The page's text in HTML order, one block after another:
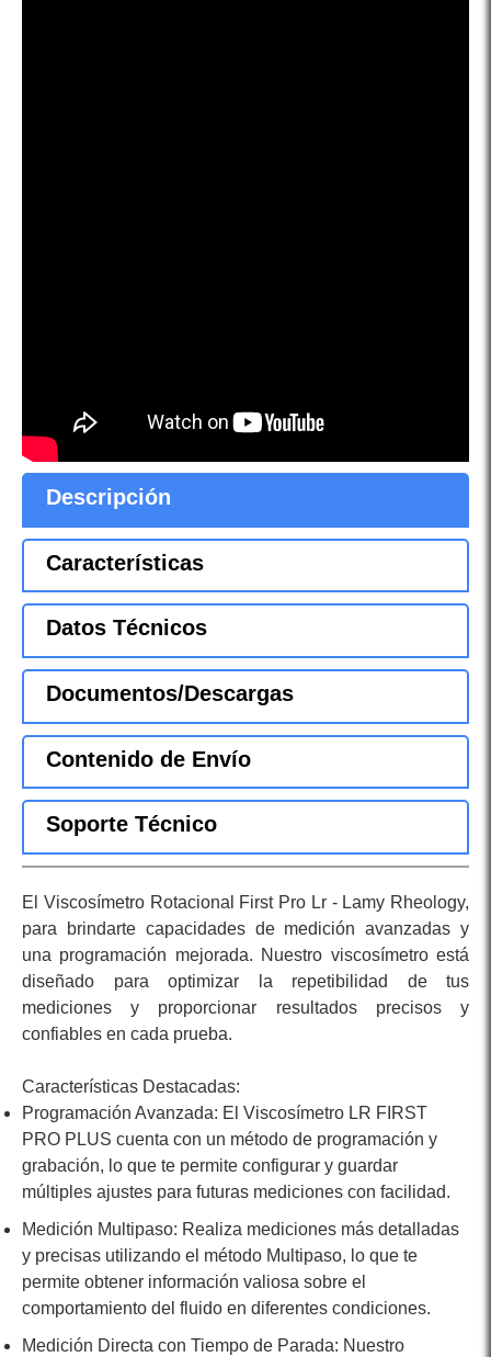
Descripción
Características
Datos Técnicos
Documentos/Descargas
Contenido de Envío
Soporte Técnico
El Viscosímetro Rotacional First Pro Lr - Lamy Rheology,
para brindarte capacidades de medición avanzadas y
una programación mejorada. Nuestro viscosímetro está
diseñado para optimizar la repetibilidad de tus
mediciones y proporcionar resultados precisos y
confiables en cada prueba.
Programación Avanzada: El Viscosímetro LR FIRST
PRO PLUS cuenta con un método de programación y
grabación, lo que te permite configurar y guardar
múltiples ajustes para futuras mediciones con facilidad.
Medición Multipaso: Realiza mediciones más detalladas
y precisas utilizando el método Multipaso, lo que te
permite obtener información valiosa sobre el
comportamiento del fluido en diferentes condiciones.
Medición Directa con Tiempo de Parada: Nuestro